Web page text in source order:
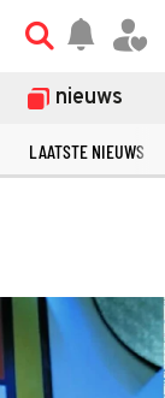
nieuws
LAATSTE NIEUWS